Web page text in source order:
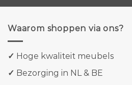
Waarom shoppen via ons?
✓ Hoge kwaliteit meubels
✓ Bezorging in NL & BE